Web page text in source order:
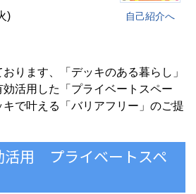
自己紹介へ
)
ります、「デッキのある暮らし」
活用した「プライベートスペー
で叶える「バリアフリー」のご提
活用 プライベートスペ